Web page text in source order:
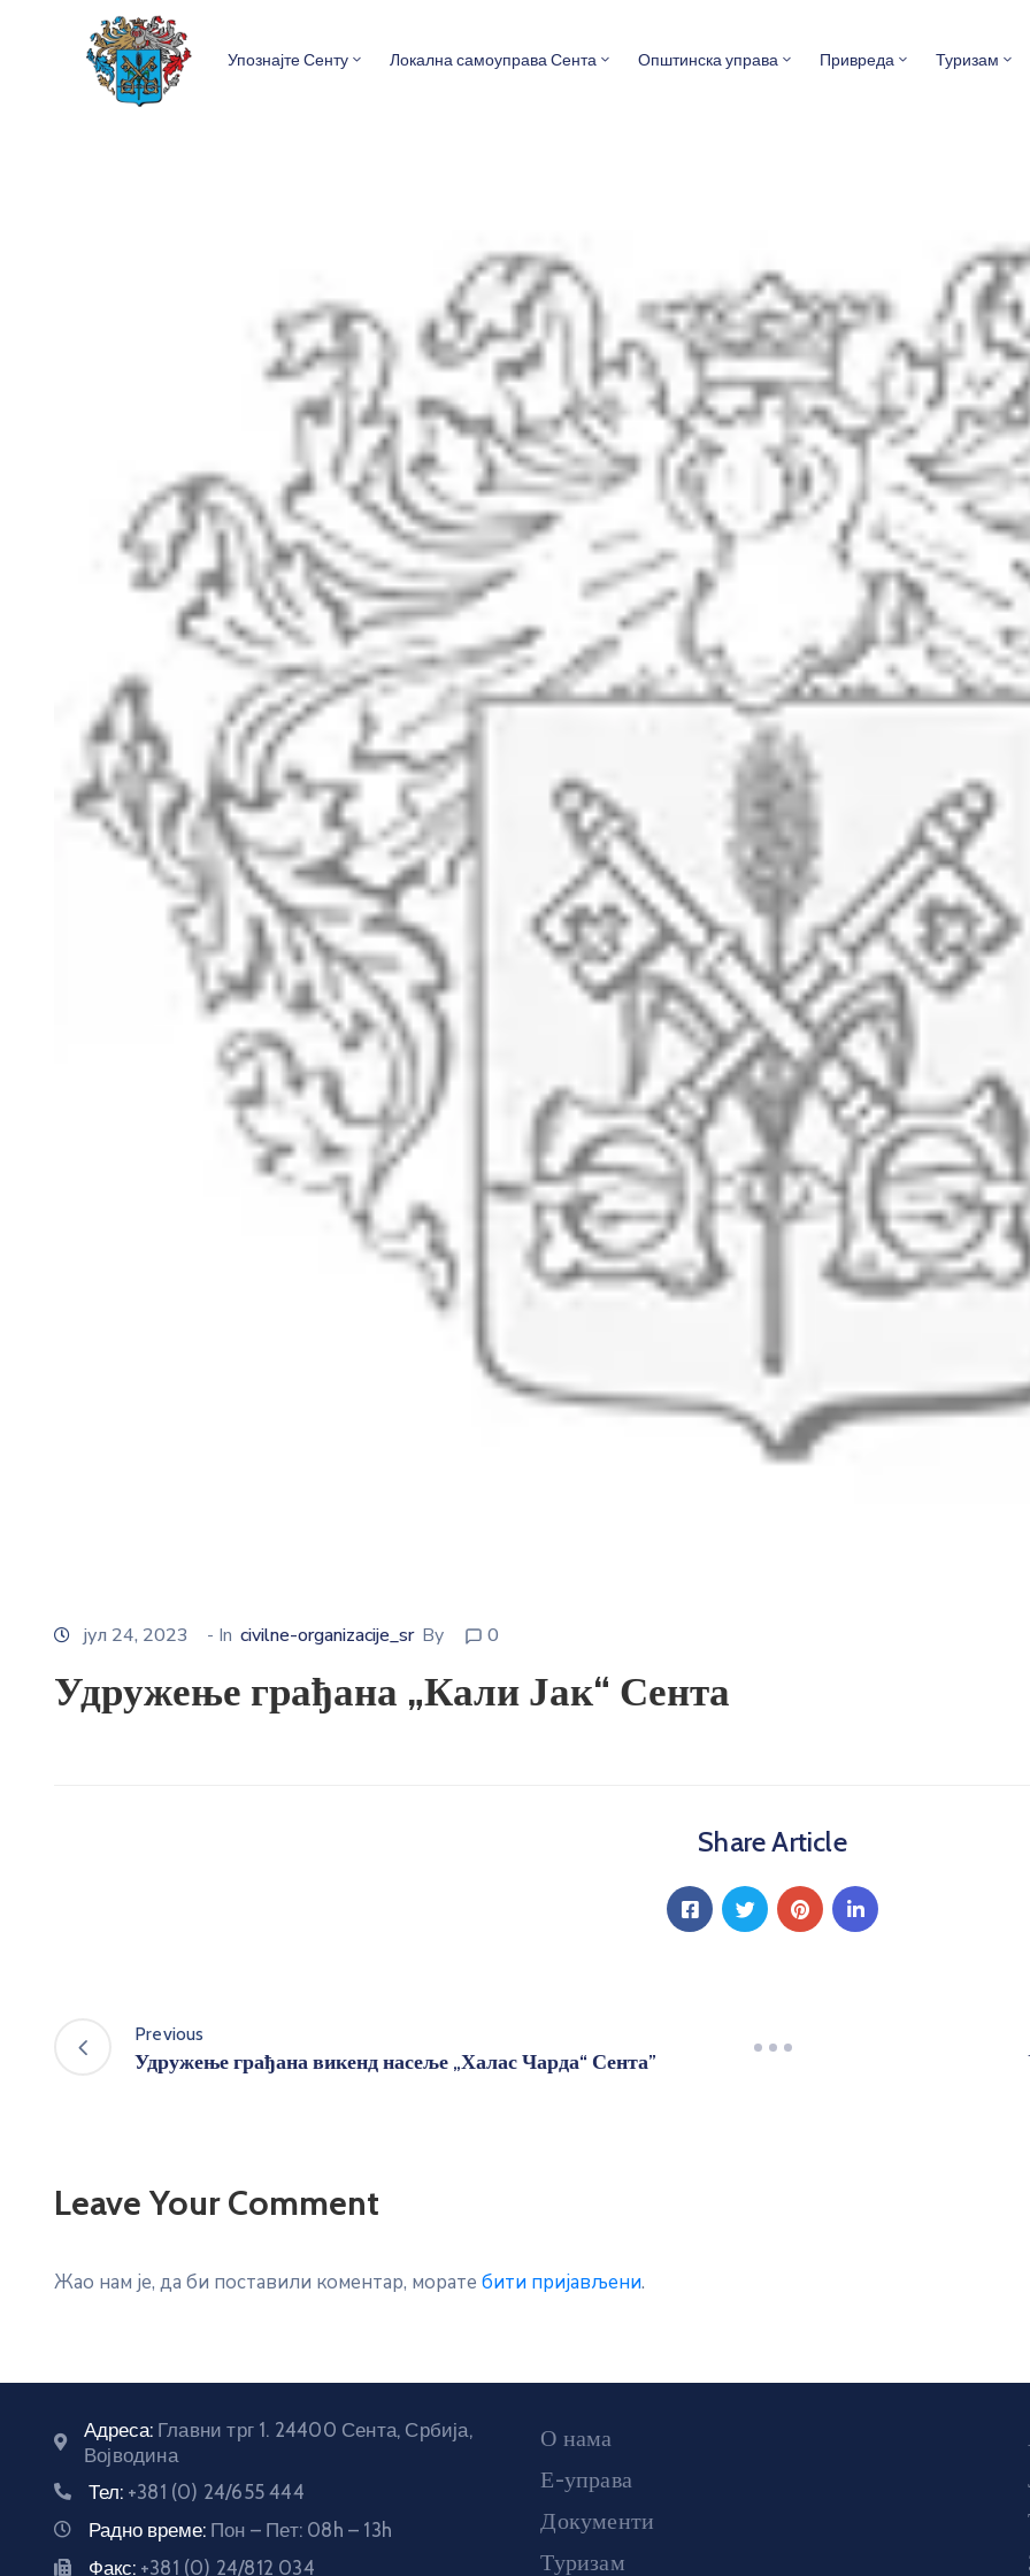
Упознајте Сенту Локална самоуправа Сента Општинска управа Привреда Туризам
јул 24, 2023 - In civilne-organizacije_sr By 0
Удружење грађана „Кали Јак“ Сента
Share Article
Previous
Удружење грађана викенд насеље „Халас Чарда“ Сента”
Leave Your Comment
Жао нам је, да би поставили коментар, морате бити пријављени.
Адреса: Главни трг 1. 24400 Сента, Србија,
Војводина
Тел: +381 (0) 24/655 444
Радно време: Пон – Пет: 08h – 13h
Факс: +381 (0) 24/812 034
О нама
Е-управа
Документи
Туризам